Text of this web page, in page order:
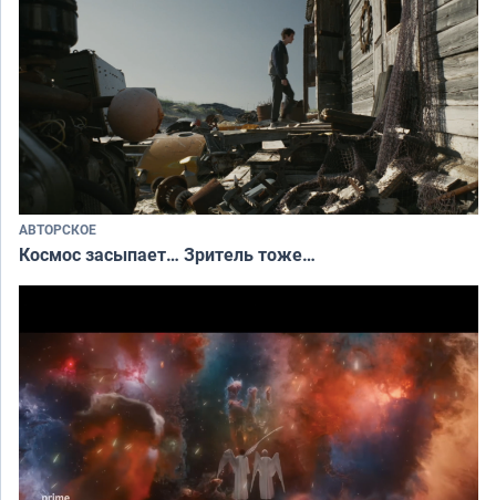
АВТОРСКОЕ
Космос засыпает… Зритель тоже…